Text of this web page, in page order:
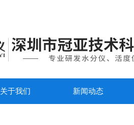
关于我们 新闻动态